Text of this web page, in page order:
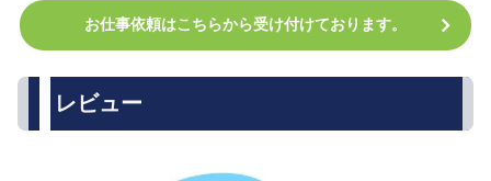
お仕事依頼はこちらから受け付けております。
レビュー